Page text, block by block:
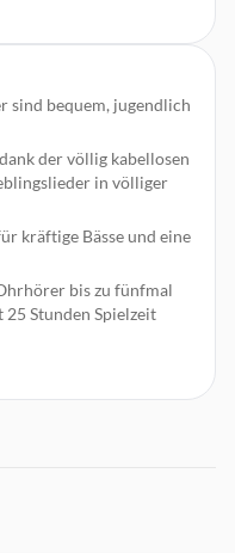
sind bequem, jugendlich
der völlig kabellosen
in völliger
kräftige Bässe und eine
bis zu fünfmal
25 Stunden Spielzeit